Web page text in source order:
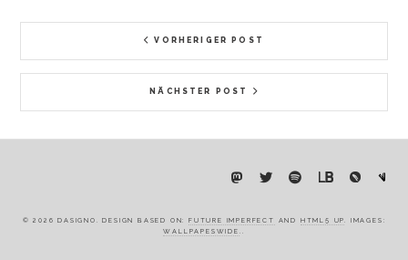
VORHERIGER POST
NÄCHSTER POST
© 2026 DASIGNO. DESIGN BASED ON: FUTURE IMPERFECT AND HTML5 UP
. IMAGES:
WALLPAPESWIDE